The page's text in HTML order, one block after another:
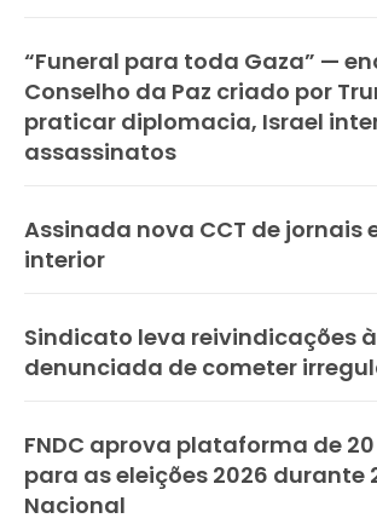
“Funeral para toda Gaza” —
Conselho da Paz criado por
praticar diplomacia, Israel
assassinatos
Assinada nova CCT de jornais
interior
Sindicato leva reivindicações à
denunciada de cometer
FNDC aprova plataforma de
para as eleições 2026 durante
Nacional